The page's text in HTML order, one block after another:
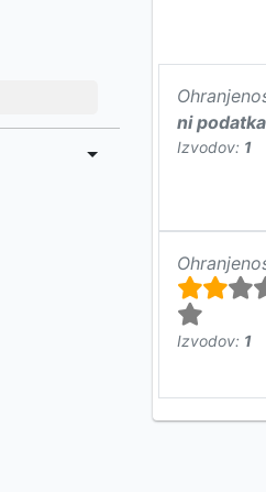
ni podatka
Izvodov: 1
Izvodov: 1